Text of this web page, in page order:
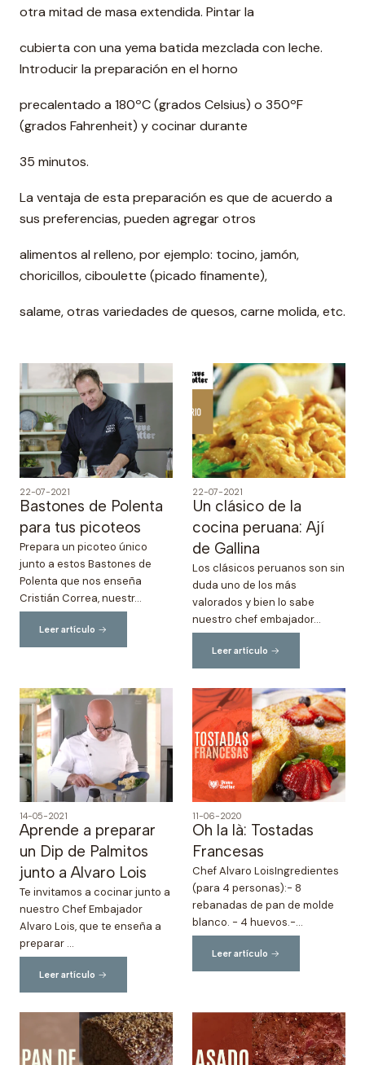
otra mitad de masa extendida. Pintar la
cubierta con una yema batida mezclada con leche.
Introducir la preparación en el horno
precalentado a 180ºC (grados Celsius) o 350ºF
(grados Fahrenheit) y cocinar durante
35 minutos.
La ventaja de esta preparación es que de acuerdo a
sus preferencias, pueden agregar otros
alimentos al relleno, por ejemplo: tocino, jamón,
choricillos, ciboulette (picado finamente),
salame, otras variedades de quesos, carne molida, etc.
22-07-2021
Bastones de Polenta
para tus picoteos
Prepara un picoteo único
junto a estos Bastones de
Polenta que nos enseña
Cristián Correa, nuestr...
Leer artículo
22-07-2021
Un clásico de la
cocina peruana: Ají
de Gallina
Los clásicos peruanos son sin
duda uno de los más
valorados y bien lo sabe
nuestro chef embajador...
Leer artículo
14-05-2021
Aprende a preparar
un Dip de Palmitos
junto a Alvaro Lois
Te invitamos a cocinar junto a
nuestro Chef Embajador
Alvaro Lois, que te enseña a
preparar ...
Leer artículo
11-06-2020
Oh la là: Tostadas
Francesas
Chef Alvaro LoisIngredientes
(para 4 personas):- 8
rebanadas de pan de molde
blanco. - 4 huevos.-...
Leer artículo